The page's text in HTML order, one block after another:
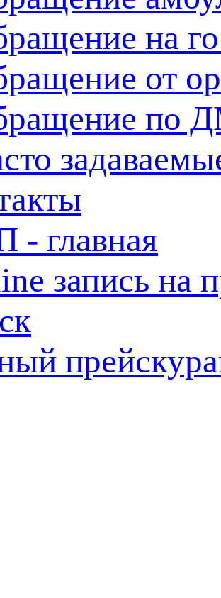
на
от
по
главная
запись на